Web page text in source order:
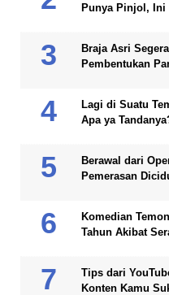
Punya Pinjol, Ini
Braja Asri
Pembentukan
Lagi di Suatu
Apa ya
Berawal dari
Pemerasan
Komedian
Tahun Akibat
Tips dari
Konten Kamu